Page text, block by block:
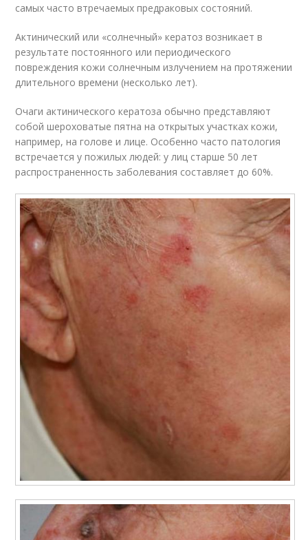
самых часто втречаемых предраковых состояний.
Актинический или «солнечный» кератоз возникает в
результате постоянного или периодического
повреждения кожи солнечным излучением на протяжении
длительного времени (несколько лет).
Очаги актинического кератоза обычно представляют
собой шероховатые пятна на открытых участках кожи,
например, на голове и лице. Особенно часто патология
встречается у пожилых людей: у лиц старше 50 лет
распространенность заболевания составляет до 60%.